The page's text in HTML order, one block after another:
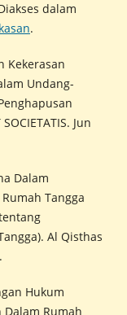
dalam
.
Kekerasan
Undang-
Jun
Dalam
Tangga
Al Qisthas
Hukum
Rumah